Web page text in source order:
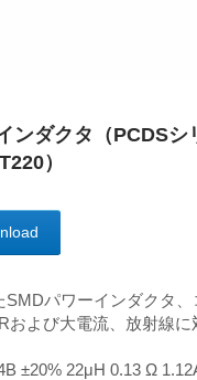
ンダクタ（PCDSシ
）
SMDパワーインダクタ
および大電流、放射線
±20% 22μH 0.13 Ω